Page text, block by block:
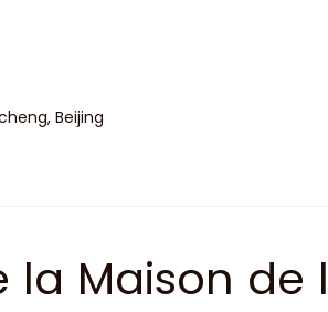
Beijing
la Maison de